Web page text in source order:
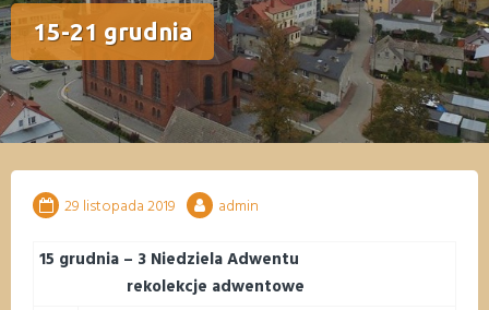
15-21 grudnia
29 listopada 2019 admin
15 grudnia – 3 Niedziela Adwentu
rekolekcje adwentowe